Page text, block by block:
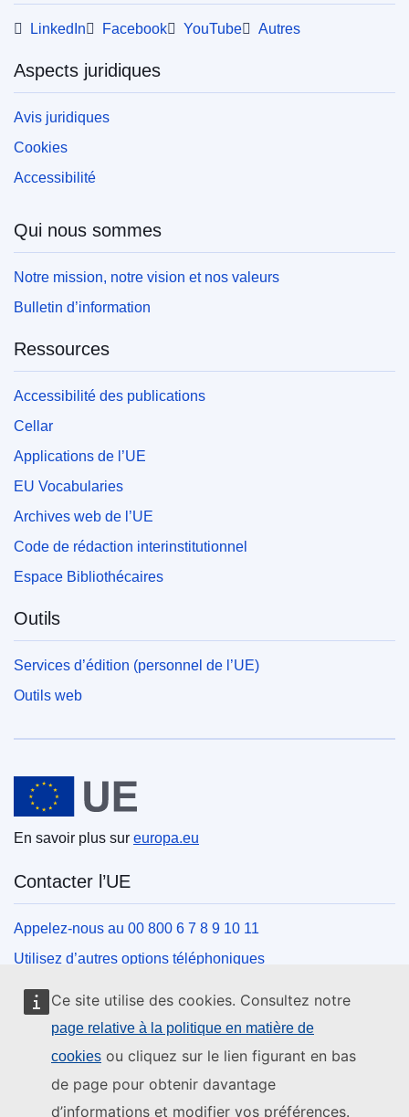
Ce site utilise des cookies. Consultez notre
page relative à la politique en matière de
cookies ou cliquez sur le lien figurant en bas
de page pour obtenir davantage
d’informations et modifier vos préférences.
LinkedIn Facebook YouTube Autres
Aspects juridiques
Avis juridiques
Cookies
Accessibilité
Qui nous sommes
Notre mission, notre vision et nos valeurs
Bulletin d’information
Ressources
Accessibilité des publications
Cellar
Applications de l’UE
EU Vocabularies
Archives web de l’UE
Code de rédaction interinstitutionnel
Espace Bibliothécaires
Outils
Services d’édition (personnel de l’UE)
Outils web
Union européenne
En savoir plus sur europa.eu
Contacter l’UE
Appelez-nous au 00 800 6 7 8 9 10 11
Utilisez d’autres options téléphoniques
Écrivez-nous au moyen de notre formulaire de contact
Rencontrez-nous dans un des centres de l’UE
Réseaux sociaux